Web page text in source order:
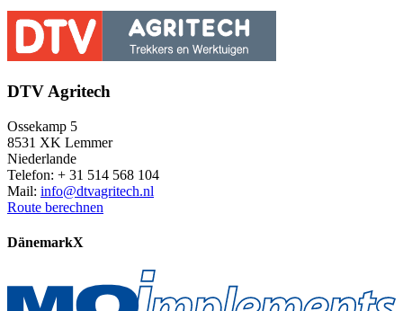
DTV Agritech
Ossekamp 5
8531 XK Lemmer
Niederlande
Telefon: + 31 514 568 104
Mail: info@dtvagritech.nl
Route berechnen
DänemarkX